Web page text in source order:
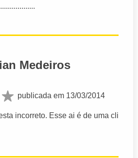
Medeiros
publicada em 13/03/2014
incorreto. Esse ai é de uma cli